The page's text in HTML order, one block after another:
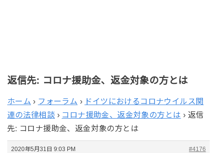
返信先: コロナ援助金、返金対象の方とは
ホーム › フォーラム › ドイツにおけるコロナウイルス関
連の法律相談 › コロナ援助金、返金対象の方とは › 返信
先: コロナ援助金、返金対象の方とは
2020年5月31日 9:03 PM
#4176